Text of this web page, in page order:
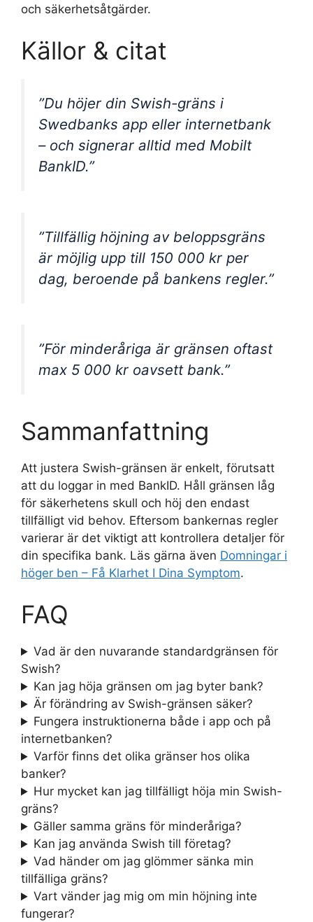
och säkerhetsåtgärder.
Källor & citat
”Du höjer din Swish-gräns i
Swedbanks app eller internetbank
– och signerar alltid med Mobilt
BankID.”
”Tillfällig höjning av beloppsgräns
är möjlig upp till 150 000 kr per
dag, beroende på bankens regler.”
”För minderåriga är gränsen oftast
max 5 000 kr oavsett bank.”
Sammanfattning
Att justera Swish-gränsen är enkelt, förutsatt
att du loggar in med BankID. Håll gränsen låg
för säkerhetens skull och höj den endast
tillfälligt vid behov. Eftersom bankernas regler
varierar är det viktigt att kontrollera detaljer för
din specifika bank. Läs gärna även Domningar i
höger ben – Få Klarhet I Dina Symptom.
FAQ
Vad är den nuvarande standardgränsen för
Swish?
Kan jag höja gränsen om jag byter bank?
Är förändring av Swish-gränsen säker?
Fungera instruktionerna både i app och på
internetbanken?
Varför finns det olika gränser hos olika
banker?
Hur mycket kan jag tillfälligt höja min Swish-
gräns?
Gäller samma gräns för minderåriga?
Kan jag använda Swish till företag?
Vad händer om jag glömmer sänka min
tillfälliga gräns?
Vart vänder jag mig om min höjning inte
fungerar?